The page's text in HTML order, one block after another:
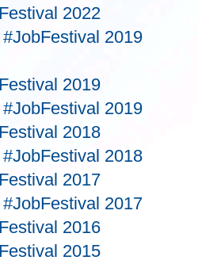
2022
2019
2019
2019
2018
2018
2017
2017
2016
2015